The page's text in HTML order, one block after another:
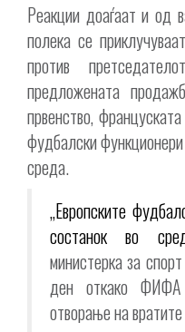
Реакции доаѓаат и од
полека се
против
предложената
првенство,
фудбалски
среда.
„Европските
состанок во
министерка за
ден откако ФИФА
отворање на